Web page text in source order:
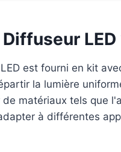
LED
est fourni en kit
la lumière
matériaux tels que
à différentes